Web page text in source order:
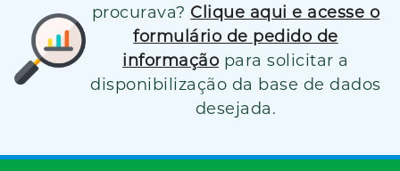
procurava? Clique aqui e acesse o
formulário de pedido de
informação para solicitar a
disponibilização da base de dados
desejada.